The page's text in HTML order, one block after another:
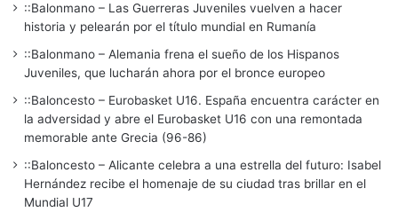
::Balonmano – Las Guerreras Juveniles vuelven a hacer
historia y pelearán por el título mundial en Rumanía
::Balonmano – Alemania frena el sueño de los Hispanos
Juveniles, que lucharán ahora por el bronce europeo
::Baloncesto – Eurobasket U16. España encuentra carácter en
la adversidad y abre el Eurobasket U16 con una remontada
memorable ante Grecia (96-86)
::Baloncesto – Alicante celebra a una estrella del futuro: Isabel
Hernández recibe el homenaje de su ciudad tras brillar en el
Mundial U17